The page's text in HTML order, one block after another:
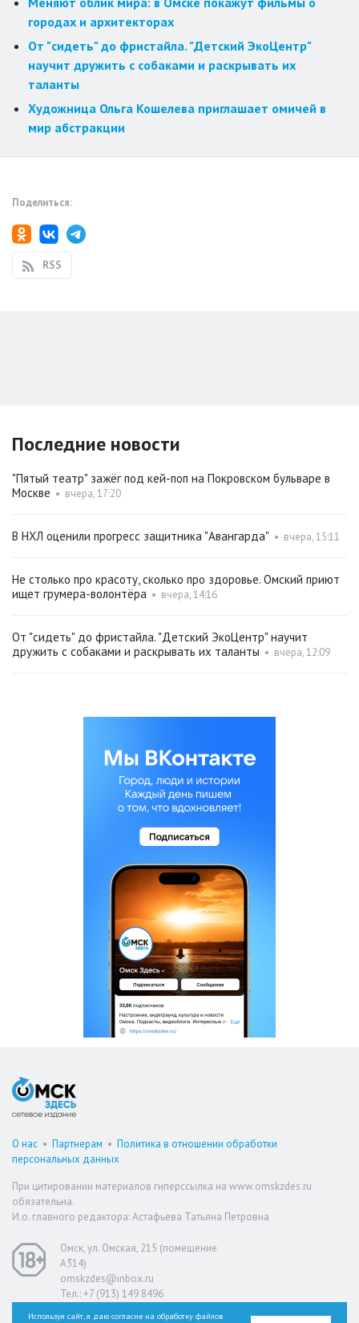
городах и архитекторах
От "сидеть" до фристайла. "Детский ЭкоЦентр"
научит дружить с собаками и раскрывать их
таланты
Художница Ольга Кошелева приглашает омичей в
мир абстракции
Поделиться:
RSS
Последние новости
"Пятый театр" зажёг под кей-поп на Покровском бульваре в
Москве • вчера, 17:20
В НХЛ оценили прогресс защитника "Авангарда" • вчера, 15:11
Не столько про красоту, сколько про здоровье. Омский приют
ищет грумера-волонтёра • вчера, 14:16
От "сидеть" до фристайла. "Детский ЭкоЦентр" научит
дружить с собаками и раскрывать их таланты • вчера, 12:09
О нас • Партнерам • Политика в отношении обработки
персональных данных
При цитировании материалов гиперссылка на www.omskzdes.ru
обязательна.
И.о. главного редактора: Астафьева Татьяна Петровна
Омск, ул. Омская, 215 (помещение
А314)
omskzdes@inbox.ru
Тел.: +7 (913) 149 8496
Используя сайт, я даю согласие на обработку файлов